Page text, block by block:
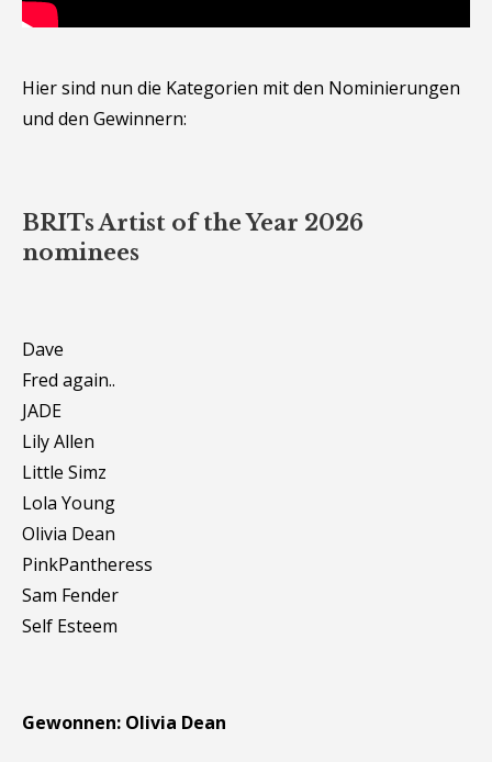
Hier sind nun die Kategorien mit den Nominierungen
und den Gewinnern:
BRITs Artist of the Year 2026
nominees
Dave
Fred again..
JADE
Lily Allen
Little Simz
Lola Young
Olivia Dean
PinkPantheress
Sam Fender
Self Esteem
Gewonnen: Olivia Dean